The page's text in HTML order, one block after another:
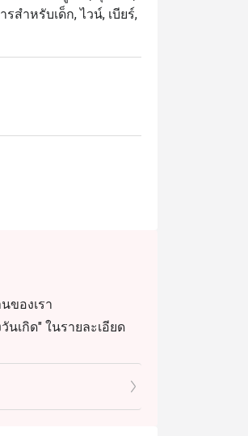
สำหรับเด็ก, ไวน์, เบียร์,
ของเรา
เกิด" ในรายละเอียด